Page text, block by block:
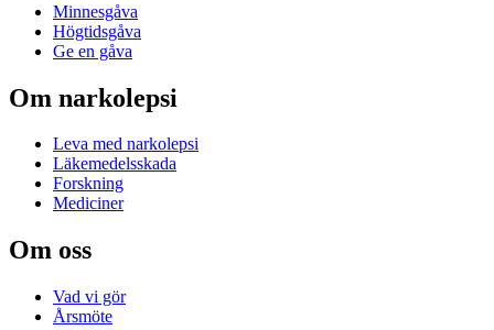
Minnesgåva
Högtidsgåva
Ge en gåva
Om narkolepsi
Leva med narkolepsi
Läkemedelsskada
Forskning
Mediciner
Om oss
Vad vi gör
Årsmöte